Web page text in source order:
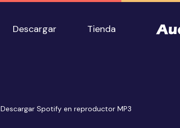
Descargar Tienda
Descargar Spotify en reproductor MP3